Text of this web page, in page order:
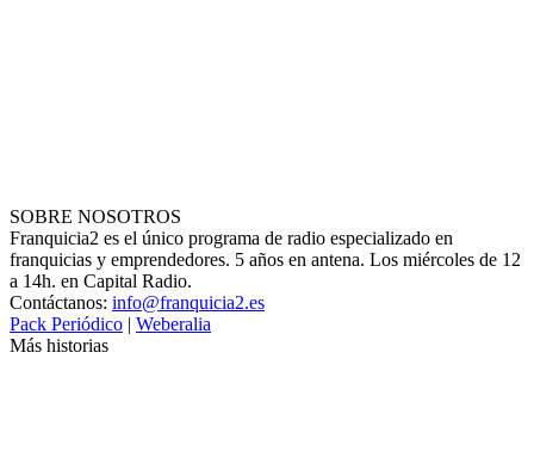
SOBRE NOSOTROS
Franquicia2 es el único programa de radio especializado en
franquicias y emprendedores. 5 años en antena. Los miércoles de 12
a 14h. en Capital Radio.
Contáctanos: info@franquicia2.es
Pack Periódico | Weberalia
Más historias